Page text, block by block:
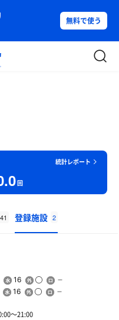
無料で使う
統計レポート
回
41 登録施設 2
16
16
〜21:00